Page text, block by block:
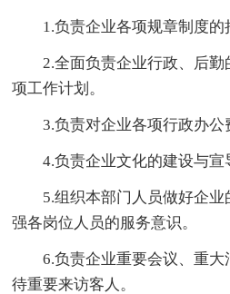
1.负责企业各项规章制度的
2.全面负责企业行政、后勤
项工作计划。
3.负责对企业各项行政办公
4.负责企业文化的建设与宣
5.组织本部门人员做好企业
强各岗位人员的服务意识。
6.负责企业重要会议、重大
待重要来访客人。